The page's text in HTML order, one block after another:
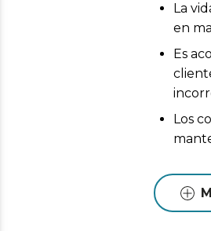
La
en
Es
Los